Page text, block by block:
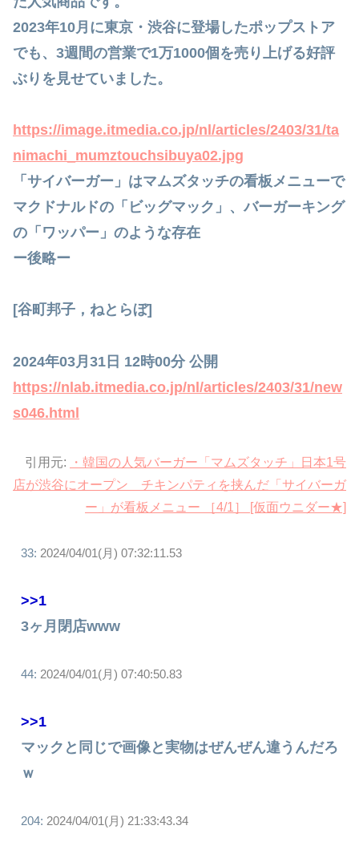
2023年10月に東京・渋谷に登場したポップストア
でも、3週間の営業で1万1000個を売り上げる好評
ぶりを見せていました。
https://image.itmedia.co.jp/nl/articles/2403/31/ta
nimachi_mumztouchsibuya02.jpg
「サイバーガー」はマムズタッチの看板メニューで
マクドナルドの「ビッグマック」、バーガーキング
の「ワッパー」のような存在
ー後略ー
[谷町邦子，ねとらぼ]
2024年03月31日 12時00分 公開
https://nlab.itmedia.co.jp/nl/articles/2403/31/new
s046.html
引用元:
・韓国の人気バーガー「マムズタッチ」日本1号
店が渋谷にオープン チキンパティを挟んだ「サイバーガ
ー」が看板メニュー ［4/1］ [仮面ウニダー★]
33: 2024/04/01(月) 07:32:11.53
>>1
3ヶ月閉店www
44: 2024/04/01(月) 07:40:50.83
>>1
マックと同じで画像と実物はぜんぜん違うんだろ
ｗ
204: 2024/04/01(月) 21:33:43.34